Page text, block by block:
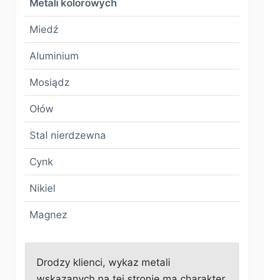
Metali kolorowych
Miedź
Aluminium
Mosiądz
Ołów
Stal nierdzewna
Cynk
Nikiel
Magnez
Drodzy klienci, wykaz metali